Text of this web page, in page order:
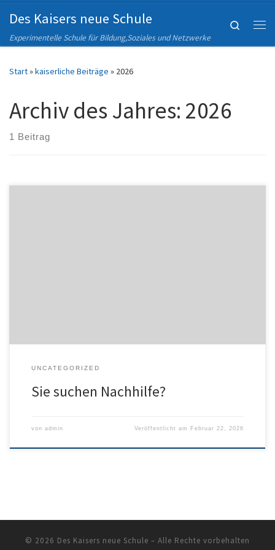
Zum Inhalt springen
Des Kaisers neue Schule
Experimentelle Schule für Bildung,Soziales und Netzwerke
Search
Start»kaiserliche Beiträge » 2026
Archiv des Jahres: 2026
1 Beitrag
UNCATEGORIZED
Sie suchen Nachhilfe?
von admin Veröffentlicht am Februar 22, 2026
© 2026 Des Kaisers neue Schule – Alle Rechte vorbehalten